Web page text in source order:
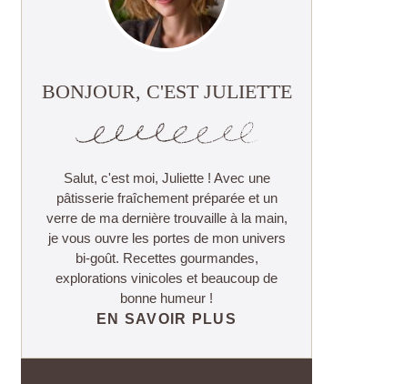
BONJOUR, C'EST JULIETTE
Salut, c'est moi, Juliette ! Avec une
pâtisserie fraîchement préparée et un
verre de ma dernière trouvaille à la main,
je vous ouvre les portes de mon univers
bi-goût. Recettes gourmandes,
explorations vinicoles et beaucoup de
bonne humeur !
EN SAVOIR PLUS